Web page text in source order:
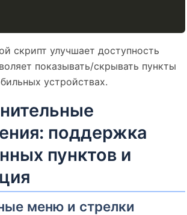
скрипт улучшает доступность
показывать/скрывать пункты
устройствах.
поддержка
пунктов и
меню и стрелки